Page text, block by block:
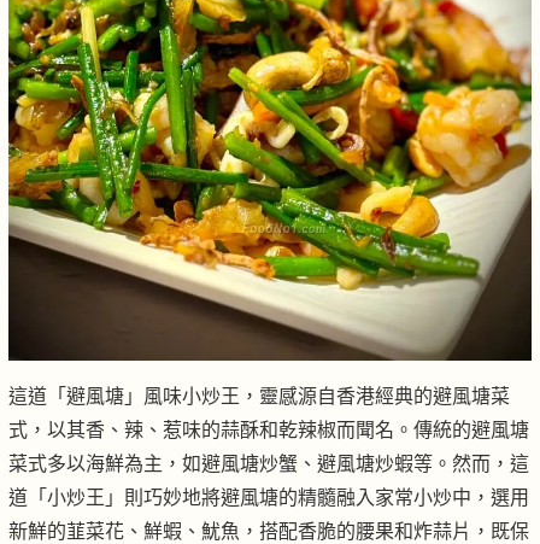
這道「避風塘」風味小炒王，靈感源自香港經典的避風塘菜
式，以其香、辣、惹味的蒜酥和乾辣椒而聞名。傳統的避風塘
菜式多以海鮮為主，如避風塘炒蟹、避風塘炒蝦等。然而，這
道「小炒王」則巧妙地將避風塘的精髓融入家常小炒中，選用
新鮮的韮菜花、鮮蝦、魷魚，搭配香脆的腰果和炸蒜片，既保